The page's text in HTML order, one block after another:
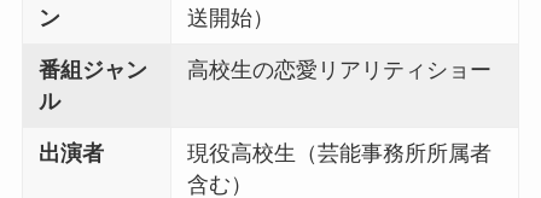
ン
送開始）
番組ジャン
ル
高校生の恋愛リアリティショー
出演者
現役高校生（芸能事務所所属者
含む）